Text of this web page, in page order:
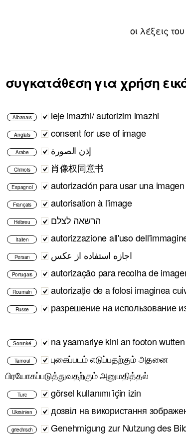
οι λέξεις
συγκατάθεση για χρήση
Albanais leje imazhi/ autorizim imazhi
Anglais consent for use of image
Arabe إذن الصورة
Chinois 肖像权同意书
Espagnol autorización para usar una imagen
Français autorisation à l'image
Hébreu הרשאה לצלם
Italien autorizzazione all'uso
Persan اجازه استفاده از عکس
Portugais autorização para recolha de
Roumain autorizație de a folosi imaginea
Russe разрешение на использование
Soninké na yaamariye kini an footon
Tamoul
புகைப்படம் எடுப்பதற்கும் அத​னை
பிரயோகப்படுத்துவதற்கும் அனுமதித்தல்
Turc görsel kullanımı i̇çi̇n izin
Ukrainien дозвіл на використання
griechisch Genehmigung zur Nutzung des